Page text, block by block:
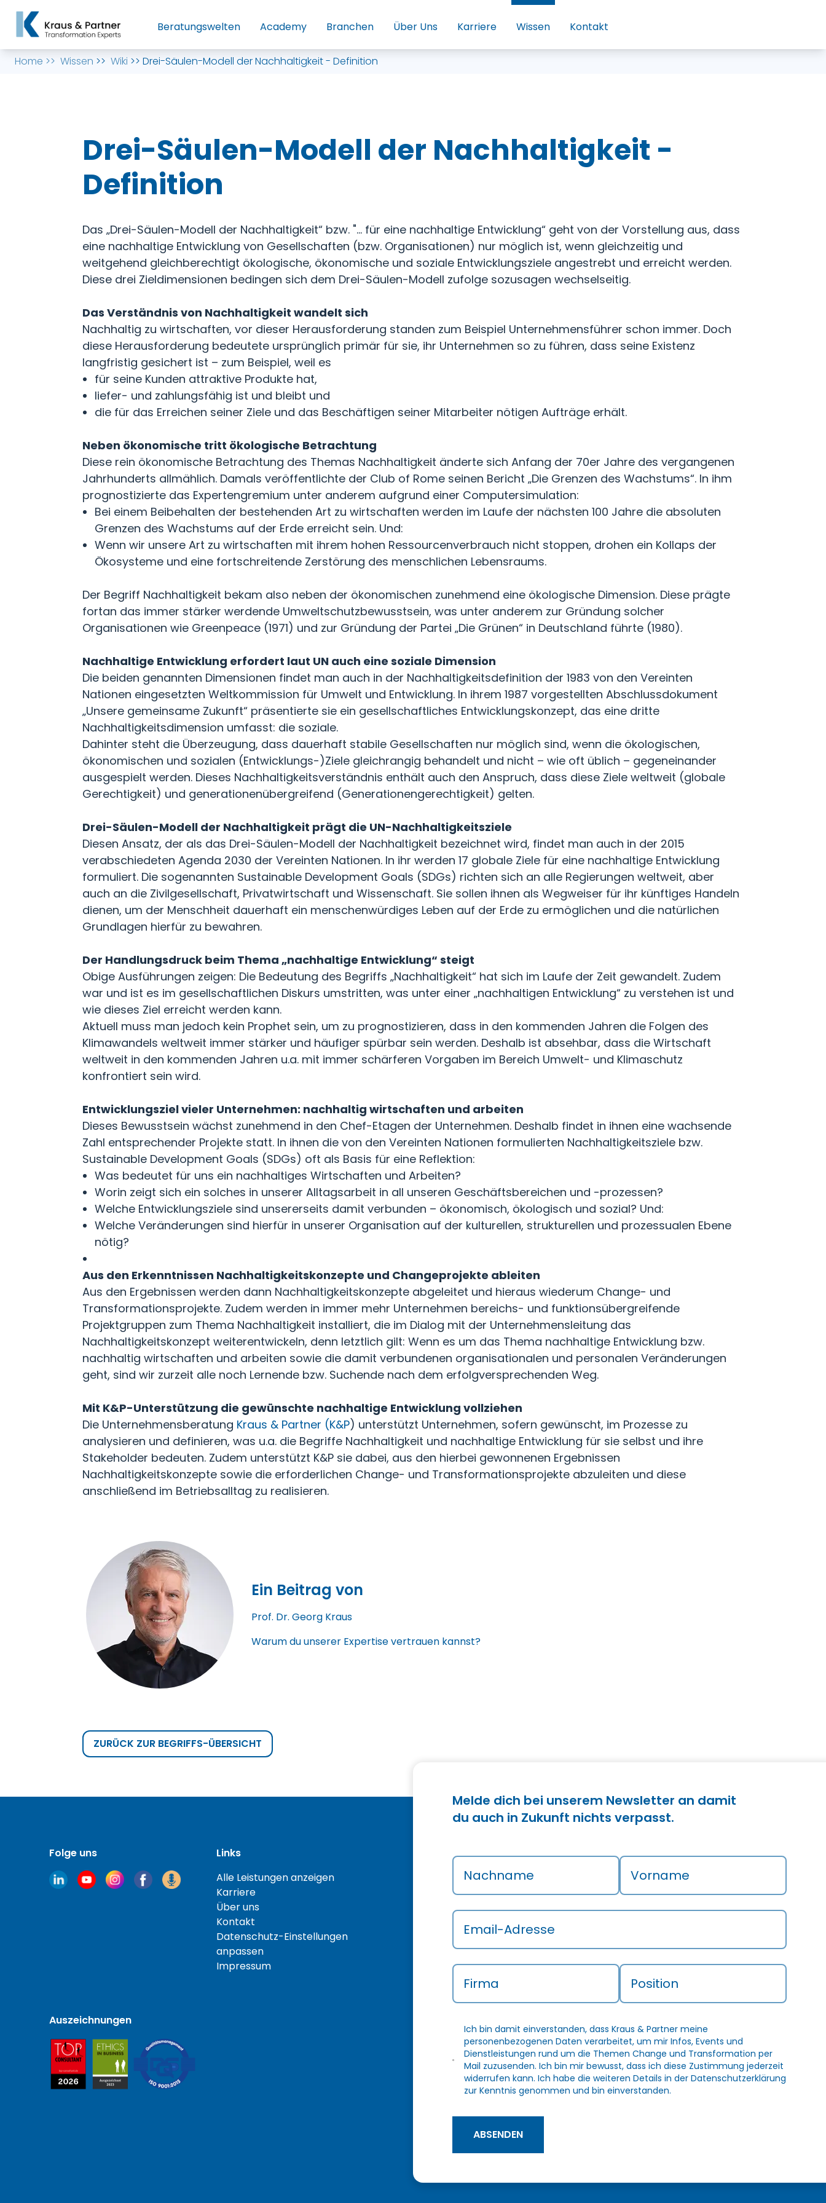
Beratungswelten Academy Branchen Über Uns Karriere Wissen Kontakt
Home >> Wissen >> Wiki >> Drei-Säulen-Modell der Nachhaltigkeit - Definition
Drei-Säulen-Modell der Nachhaltigkeit -
Definition
Das „Drei-Säulen-Modell der Nachhaltigkeit“ bzw. "... für eine nachhaltige Entwicklung“ geht von der Vorstellung aus, dass
eine nachhaltige Entwicklung von Gesellschaften (bzw. Organisationen) nur möglich ist, wenn gleichzeitig und
weitgehend gleichberechtigt ökologische, ökonomische und soziale Entwicklungsziele angestrebt und erreicht werden.
Diese drei Zieldimensionen bedingen sich dem Drei-Säulen-Modell zufolge sozusagen wechselseitig.
Das Verständnis von Nachhaltigkeit wandelt sich
Nachhaltig zu wirtschaften, vor dieser Herausforderung standen zum Beispiel Unternehmensführer schon immer. Doch
diese Herausforderung bedeutete ursprünglich primär für sie, ihr Unternehmen so zu führen, dass seine Existenz
langfristig gesichert ist – zum Beispiel, weil es
für seine Kunden attraktive Produkte hat,
liefer- und zahlungsfähig ist und bleibt und
die für das Erreichen seiner Ziele und das Beschäftigen seiner Mitarbeiter nötigen Aufträge erhält.
Neben ökonomische tritt ökologische Betrachtung
Diese rein ökonomische Betrachtung des Themas Nachhaltigkeit änderte sich Anfang der 70er Jahre des vergangenen
Jahrhunderts allmählich. Damals veröffentlichte der Club of Rome seinen Bericht „Die Grenzen des Wachstums“. In ihm
prognostizierte das Expertengremium unter anderem aufgrund einer Computersimulation:
Bei einem Beibehalten der bestehenden Art zu wirtschaften werden im Laufe der nächsten 100 Jahre die absoluten
Grenzen des Wachstums auf der Erde erreicht sein. Und:
Wenn wir unsere Art zu wirtschaften mit ihrem hohen Ressourcenverbrauch nicht stoppen, drohen ein Kollaps der
Ökosysteme und eine fortschreitende Zerstörung des menschlichen Lebensraums.
Der Begriff Nachhaltigkeit bekam also neben der ökonomischen zunehmend eine ökologische Dimension. Diese prägte
fortan das immer stärker werdende Umweltschutzbewusstsein, was unter anderem zur Gründung solcher
Organisationen wie Greenpeace (1971) und zur Gründung der Partei „Die Grünen“ in Deutschland führte (1980).
Nachhaltige Entwicklung erfordert laut UN auch eine soziale Dimension
Die beiden genannten Dimensionen findet man auch in der Nachhaltigkeitsdefinition der 1983 von den Vereinten
Nationen eingesetzten Weltkommission für Umwelt und Entwicklung. In ihrem 1987 vorgestellten Abschlussdokument
„Unsere gemeinsame Zukunft“ präsentierte sie ein gesellschaftliches Entwicklungskonzept, das eine dritte
Nachhaltigkeitsdimension umfasst: die soziale.
Dahinter steht die Überzeugung, dass dauerhaft stabile Gesellschaften nur möglich sind, wenn die ökologischen,
ökonomischen und sozialen (Entwicklungs-)Ziele gleichrangig behandelt und nicht – wie oft üblich – gegeneinander
ausgespielt werden. Dieses Nachhaltigkeitsverständnis enthält auch den Anspruch, dass diese Ziele weltweit (globale
Gerechtigkeit) und generationenübergreifend (Generationengerechtigkeit) gelten.
Drei-Säulen-Modell der Nachhaltigkeit prägt die UN-Nachhaltigkeitsziele
Diesen Ansatz, der als das Drei-Säulen-Modell der Nachhaltigkeit bezeichnet wird, findet man auch in der 2015
verabschiedeten Agenda 2030 der Vereinten Nationen. In ihr werden 17 globale Ziele für eine nachhaltige Entwicklung
formuliert. Die sogenannten Sustainable Development Goals (SDGs) richten sich an alle Regierungen weltweit, aber
auch an die Zivilgesellschaft, Privatwirtschaft und Wissenschaft. Sie sollen ihnen als Wegweiser für ihr künftiges Handeln
dienen, um der Menschheit dauerhaft ein menschenwürdiges Leben auf der Erde zu ermöglichen und die natürlichen
Grundlagen hierfür zu bewahren.
Der Handlungsdruck beim Thema „nachhaltige Entwicklung“ steigt
Obige Ausführungen zeigen: Die Bedeutung des Begriffs „Nachhaltigkeit“ hat sich im Laufe der Zeit gewandelt. Zudem
war und ist es im gesellschaftlichen Diskurs umstritten, was unter einer „nachhaltigen Entwicklung“ zu verstehen ist und
wie dieses Ziel erreicht werden kann.
Aktuell muss man jedoch kein Prophet sein, um zu prognostizieren, dass in den kommenden Jahren die Folgen des
Klimawandels weltweit immer stärker und häufiger spürbar sein werden. Deshalb ist absehbar, dass die Wirtschaft
weltweit in den kommenden Jahren u.a. mit immer schärferen Vorgaben im Bereich Umwelt- und Klimaschutz
konfrontiert sein wird.
Entwicklungsziel vieler Unternehmen: nachhaltig wirtschaften und arbeiten
Dieses Bewusstsein wächst zunehmend in den Chef-Etagen der Unternehmen. Deshalb findet in ihnen eine wachsende
Zahl entsprechender Projekte statt. In ihnen die von den Vereinten Nationen formulierten Nachhaltigkeitsziele bzw.
Sustainable Development Goals (SDGs) oft als Basis für eine Reflektion:
Was bedeutet für uns ein nachhaltiges Wirtschaften und Arbeiten?
Worin zeigt sich ein solches in unserer Alltagsarbeit in all unseren Geschäftsbereichen und -prozessen?
Welche Entwicklungsziele sind unsererseits damit verbunden – ökonomisch, ökologisch und sozial? Und:
Welche Veränderungen sind hierfür in unserer Organisation auf der kulturellen, strukturellen und prozessualen Ebene
nötig?
Aus den Erkenntnissen Nachhaltigkeitskonzepte und Changeprojekte ableiten
Aus den Ergebnissen werden dann Nachhaltigkeitskonzepte abgeleitet und hieraus wiederum Change- und
Transformationsprojekte. Zudem werden in immer mehr Unternehmen bereichs- und funktionsübergreifende
Projektgruppen zum Thema Nachhaltigkeit installiert, die im Dialog mit der Unternehmensleitung das
Nachhaltigkeitskonzept weiterentwickeln, denn letztlich gilt: Wenn es um das Thema nachhaltige Entwicklung bzw.
nachhaltig wirtschaften und arbeiten sowie die damit verbundenen organisationalen und personalen Veränderungen
geht, sind wir zurzeit alle noch Lernende bzw. Suchende nach dem erfolgversprechenden Weg.
Mit K&P-Unterstützung die gewünschte nachhaltige Entwicklung vollziehen
Die Unternehmensberatung Kraus & Partner (K&P) unterstützt Unternehmen, sofern gewünscht, im Prozesse zu
analysieren und definieren, was u.a. die Begriffe Nachhaltigkeit und nachhaltige Entwicklung für sie selbst und ihre
Stakeholder bedeuten. Zudem unterstützt K&P sie dabei, aus den hierbei gewonnenen Ergebnissen
Nachhaltigkeitskonzepte sowie die erforderlichen Change- und Transformationsprojekte abzuleiten und diese
anschließend im Betriebsalltag zu realisieren.
Ein Beitrag von
Prof. Dr. Georg Kraus
Warum du unserer Expertise vertrauen kannst?
ZURÜCK ZUR BEGRIFFS-ÜBERSICHT
Folge uns
Links
Alle Leistungen anzeigen
Karriere
Über uns
Kontakt
Datenschutz-Einstellungen
anpassen
Impressum
Auszeichnungen
Melde dich bei unserem Newsletter an damit
du auch in Zukunft nichts verpasst.
Nachname Vorname
Email-Adresse
Firma Position
Ich bin damit einverstanden, dass Kraus & Partner meine
personenbezogenen Daten verarbeitet, um mir Infos, Events und
Dienstleistungen rund um die Themen Change und Transformation per
Mail zuzusenden. Ich bin mir bewusst, dass ich diese Zustimmung jederzeit
widerrufen kann. Ich habe die weiteren Details in der Datenschutzerklärung
zur Kenntnis genommen und bin einverstanden.
ABSENDEN